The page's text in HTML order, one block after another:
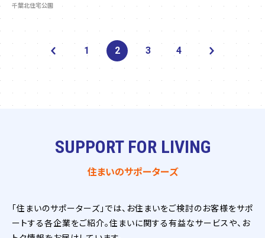
千葉北住宅公園
1 2 3 4
SUPPORT FOR LIVING
住まいのサポーターズ
「住まいのサポーターズ」では、お住まいをご検討のお客様をサポ
ートする各企業をご紹介。住まいに関する有益なサービスや、お